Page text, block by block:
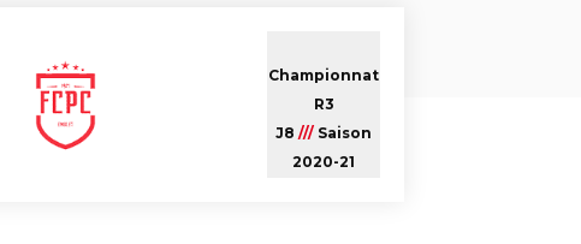
Championnat
R3
J8 /// Saison
2020-21